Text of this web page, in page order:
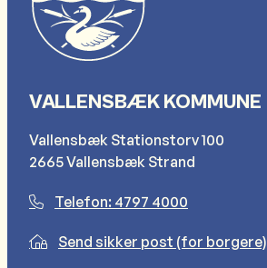
VALLENSBÆK KOMMUNE
Vallensbæk Stationstorv 100
2665 Vallensbæk Strand
Telefon: 4797 4000
Send sikker post (for borgere)